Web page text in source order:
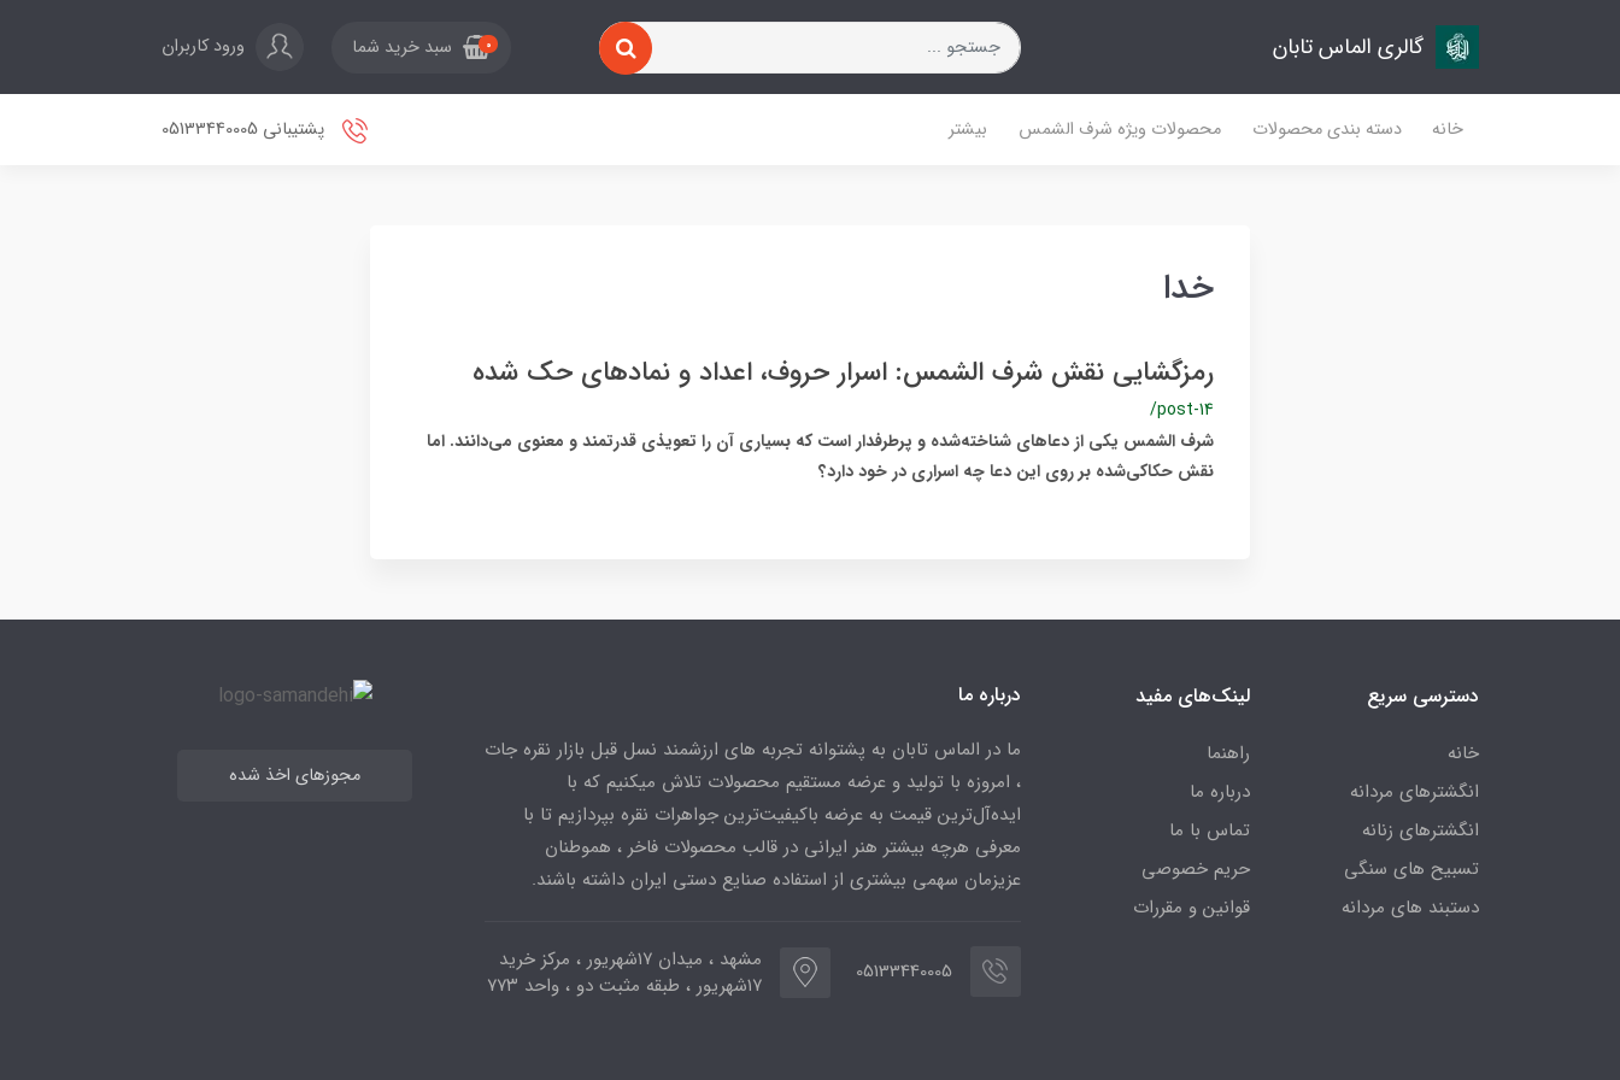
گالری الماس تابان 0 سبد خرید شما ورود کاربران
خانه دسته بندی محصولات محصولات ویژه شرف الشمس بیشتر پشتیبانی 05133440005
خدا
رمزگشایی نقش شرف الشمس: اسرار حروف، اعداد و نمادهای حک شده
/post-14
شرف الشمس یکی از دعاهای شناخته‌شده و پرطرفدار است که بسیاری آن را تعویذی قدرتمند و معنوی می‌دانند. اما
نقش حکاکی‌شده بر روی این دعا چه اسراری در خود دارد؟
دسترسی سریع
خانه
انگشترهای مردانه
انگشترهای زنانه
تسبیح های سنگی
دستبند های مردانه
لینک‌های مفید
راهنما
درباره ما
تماس با ما
حریم خصوصی
قوانین و مقررات
درباره ما
ما در الماس تابان به پشتوانه تجربه های ارزشمند نسل قبل بازار نقره جات
، امروزه با تولید و عرضه مستقیم محصولات تلاش میکنیم که با
ایده‌آل‌ترین قیمت به عرضه باکیفیت‌ترین جواهرات نقره بپردازیم تا با
معرفی هرچه بیشتر هنر ایرانی در قالب محصولات فاخر ، هموطنان
عزیزمان سهمی بیشتری از استفاده صنایع دستی ایران داشته باشند.
05133440005
مشهد ، میدان ۱۷شهریور ، مرکز خرید
۱۷شهریور ، طبقه مثبت دو ، واحد ۷۷۳
مجوزهای اخذ شده